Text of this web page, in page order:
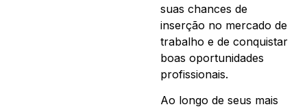
suas chances de
inserção no mercado de
trabalho e de conquistar
boas oportunidades
profissionais.
Ao longo de seus mais